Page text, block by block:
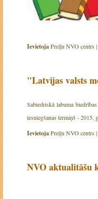
IevietojaPreiļu NVO centrs |
"Latvijas valsts
Sabiedriskā labuma
iesniegšanas termiņš -
IevietojaPreiļu NVO centrs |
NVO aktualitāšu